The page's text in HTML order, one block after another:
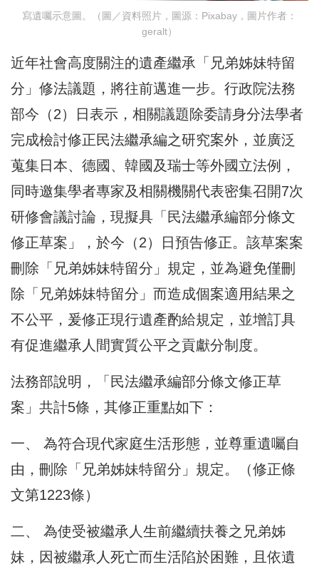
寫遺囑示意圖。（圖／資料照片，圖源：Pixabay，圖片作者：
geralt）
近年社會高度關注的遺產繼承「兄弟姊妹特留
分」修法議題，將往前邁進一步。行政院法務
部今（2）日表示，相關議題除委請身分法學者
完成檢討修正民法繼承編之研究案外，並廣泛
蒐集日本、德國、韓國及瑞士等外國立法例，
同時邀集學者專家及相關機關代表密集召開7次
研修會議討論，現擬具「民法繼承編部分條文
修正草案」，於今（2）日預告修正。該草案案
刪除「兄弟姊妹特留分」規定，並為避免僅刪
除「兄弟姊妹特留分」而造成個案適用結果之
不公平，爰修正現行遺產酌給規定，並增訂具
有促進繼承人間實質公平之貢獻分制度。
法務部說明，「民法繼承編部分條文修正草
案」共計5條，其修正重點如下：
一、 為符合現代家庭生活形態，並尊重遺囑自
由，刪除「兄弟姊妹特留分」規定。（修正條
文第1223條）
二、 為使受被繼承人生前繼續扶養之兄弟姊
妹，因被繼承人死亡而生活陷於困難，且依遺